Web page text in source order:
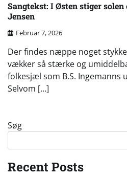
Sangtekst: I Østen stiger
Jensen
Februar 7, 2026
Der findes næppe noget
vækker så stærke og
folkesjæl som B.S. Ingemanns
Selvom […]
Søg
Recent Posts